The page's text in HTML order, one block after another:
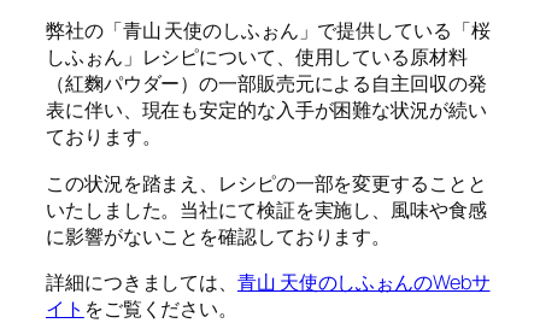
弊社の「青山 天使のしふぉん」で提供している「桜
しふぉん」レシピについて、使用している原材料
（紅麴パウダー）の一部販売元による自主回収の発
表に伴い、現在も安定的な入手が困難な状況が続い
ております。
この状況を踏まえ、レシピの一部を変更することと
いたしました。当社にて検証を実施し、風味や食感
に影響がないことを確認しております。
詳細につきましては、 青山 天使のしふぉんのWebサ
イト をご覧ください。